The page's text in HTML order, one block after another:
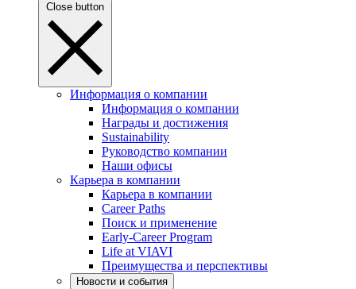
Close button
Информация о компании
Информация о компании
Награды и достижения
Sustainability
Руководство компании
Наши офисы
Карьера в компании
Карьера в компании
Career Paths
Поиск и применение
Early-Career Program
Life at VIAVI
Преимущества и перспективы
Новости и события